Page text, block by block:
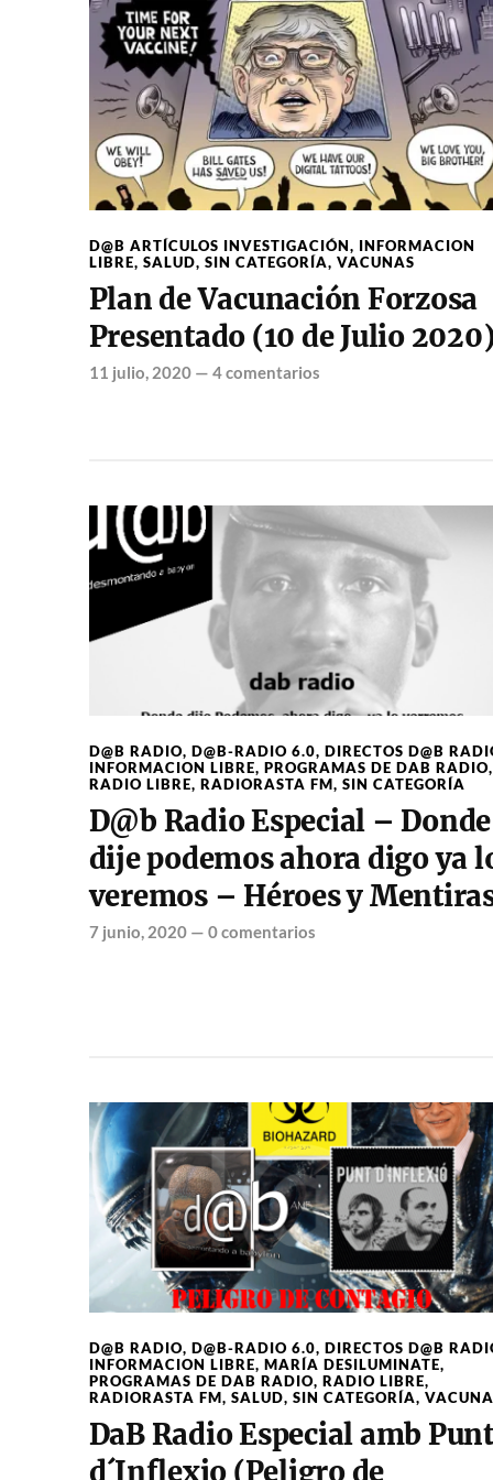
D@B ARTÍCULOS INVESTIGACIÓN, INFORMACION
LIBRE, SALUD, SIN CATEGORÍA, VACUNAS
Plan de Vacunación Forzosa
Presentado (10 de Julio
11 julio, 2020— 4 comentarios
D@B RADIO, D@B-RADIO 6.0, DIRECTOS D@B
INFORMACION LIBRE, PROGRAMAS DE DAB RADIO,
RADIO LIBRE, RADIORASTA FM, SIN CATEGORÍA
D@b Radio Especial – Donde
dije podemos ahora digo ya
veremos – Héroes y
7 junio, 2020— 0 comentarios
D@B RADIO, D@B-RADIO 6.0, DIRECTOS D@B
INFORMACION LIBRE, MARÍA DESILUMINATE,
PROGRAMAS DE DAB RADIO, RADIO LIBRE,
RADIORASTA FM, SALUD, SIN CATEGORÍA,
DaB Radio Especial amb Punt
d´Inflexio (Peligro de